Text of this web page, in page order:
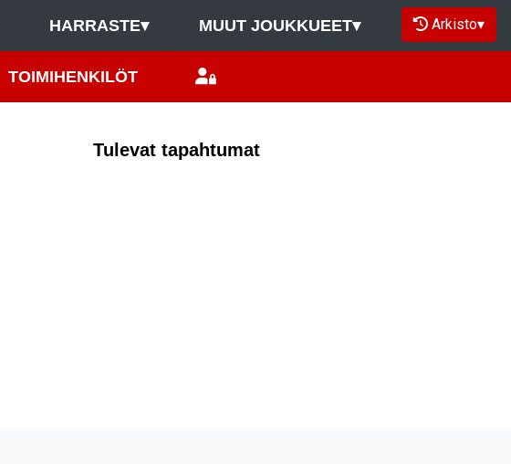
HARRASTE▾ MUUT JOUKKUEET▾ Arkisto▾
TOIMIHENKILÖT
Tulevat tapahtumat